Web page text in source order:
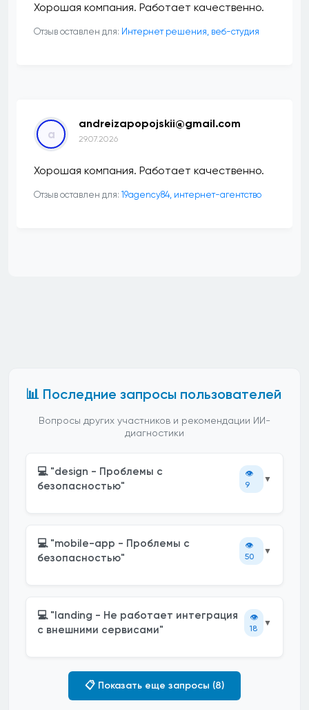
Хорошая компания. Работает качественно.
Отзыв оставлен для: Интернет решения, веб-студия
a
andreizapopojskii@gmail.com
29.07.2026
Хорошая компания. Работает качественно.
Отзыв оставлен для: 19agency84, интернет-агентство
📊 Последние запросы пользователей
Вопросы других участников и рекомендации ИИ-
диагностики
💻 "design - Проблемы с
безопасностью"
👁️
9
▼
💻 "mobile-app - Проблемы с
безопасностью"
👁️
50
▼
💻 "landing - Не работает интеграция
с внешними сервисами"
👁️
18
▼
📋 Показать еще запросы (8)